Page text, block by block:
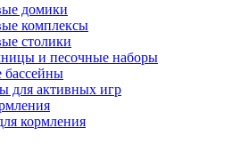
домики
комплексы
столики
и песочные наборы
бассейны
для активных игр
кормления